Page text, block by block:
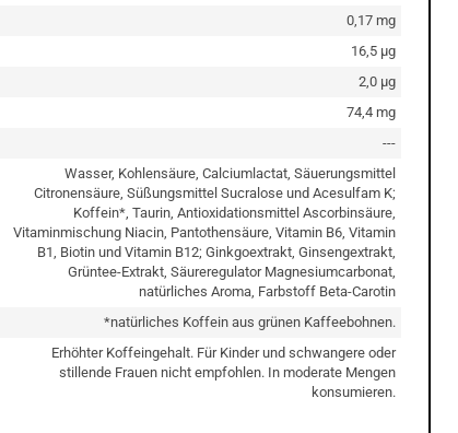
0,17 mg
16,5 µg
2,0 µg
74,4 mg
---
Wasser, Kohlensäure, Calciumlactat, Säuerungsmittel
Citronensäure, Süßungsmittel Sucralose und Acesulfam K;
Koffein*, Taurin, Antioxidationsmittel Ascorbinsäure,
Vitaminmischung Niacin, Pantothensäure, Vitamin B6, Vitamin
B1, Biotin und Vitamin B12; Ginkgoextrakt, Ginsengextrakt,
Grüntee-Extrakt, Säureregulator Magnesiumcarbonat,
natürliches Aroma, Farbstoff Beta-Carotin
*natürliches Koffein aus grünen Kaffeebohnen.
Erhöhter Koffeingehalt. Für Kinder und schwangere oder
stillende Frauen nicht empfohlen. In moderate Mengen
konsumieren.